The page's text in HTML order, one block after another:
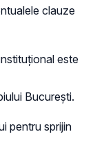
clauze
este
București.
pentru sprijin